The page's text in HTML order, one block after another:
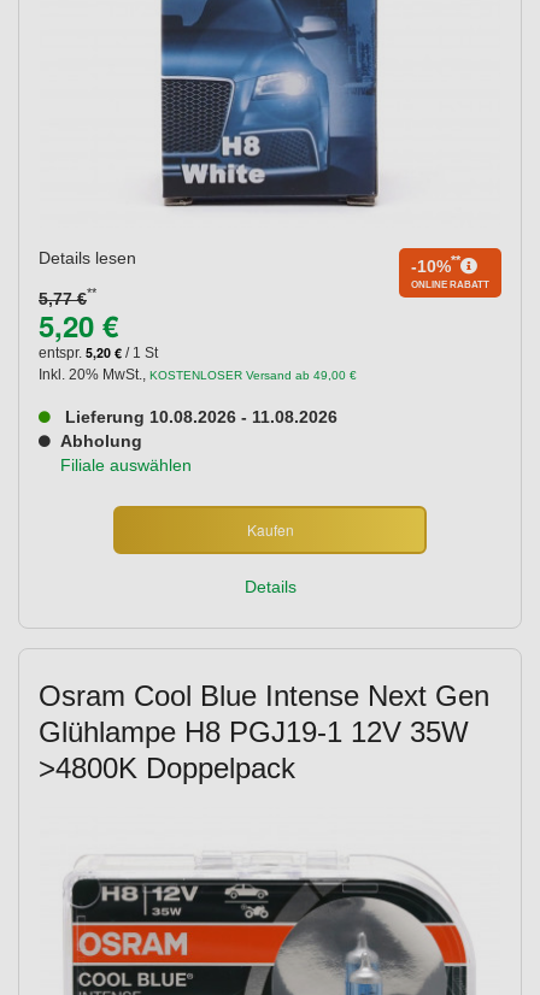
Details lesen
5,77 €**
-10%**
ONLINE RABATT
5,20 €
entspr. 5,20 € / 1 St
Inkl. 20% MwSt.
KOSTENLOSER Versand ab 49,00 €
Lieferung 10.08.2026 - 11.08.2026
Abholung
Filiale auswählen
Kaufen
Details
Osram Cool Blue Intense Next Gen
Glühlampe H8 PGJ19-1 12V 35W
>4800K Doppelpack